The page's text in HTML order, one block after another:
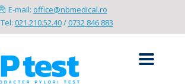
E-mail: office@nbmedical.ro
Tel: 021.210.52.40/0732 846 883